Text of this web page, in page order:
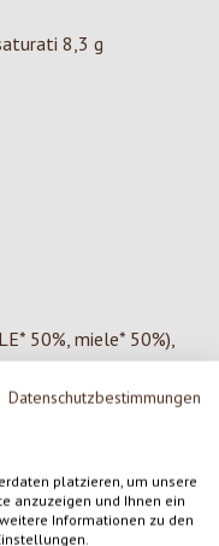
Datenschutzbestimmungen
platzieren, um unsere
anzuzeigen und Ihnen ein
Informationen zu den
8,3 g
50%, miele* 50%),
pasta di cacao*,
agricoltura biologica.